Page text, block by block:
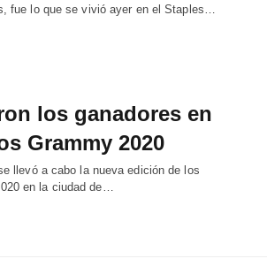
fue lo que se vivió ayer en el Staples…
los ganadores en
Grammy 2020
llevó a cabo la nueva edición de los
en la ciudad de…